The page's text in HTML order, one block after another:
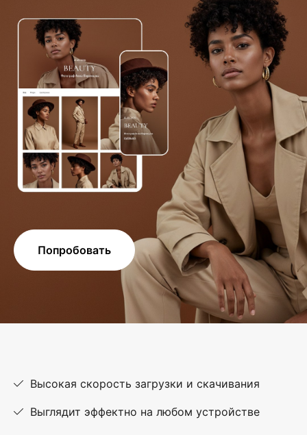
Попробовать
Высокая скорость загрузки и скачивания
Выглядит эффектно на любом устройстве